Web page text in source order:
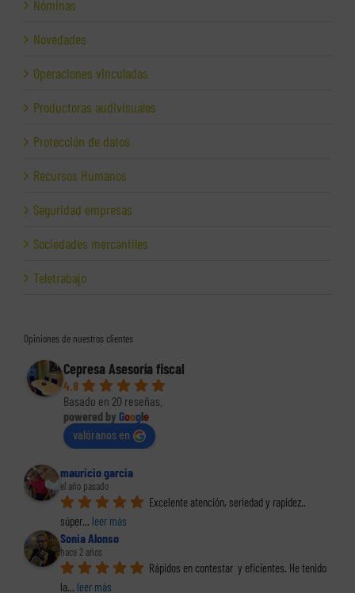
Nóminas
Novedades
Operaciones vinculadas
Productoras audivisuales
Protección de datos
Recursos Humanos
Seguridad empresas
Sociedades mercantiles
Teletrabajo
Opiniones de nuestros clientes
Cepresa Asesoría fiscal
4.8
Basado en 20 reseñas.
powered by Google
valóranos en
mauricio garcia
el año pasado
Excelente atención, seriedad y rapidez..
súper... leer más
Sonia Alonso
hace 2 años
Rápidos en contestar  y eficientes. He tenido
la... leer más